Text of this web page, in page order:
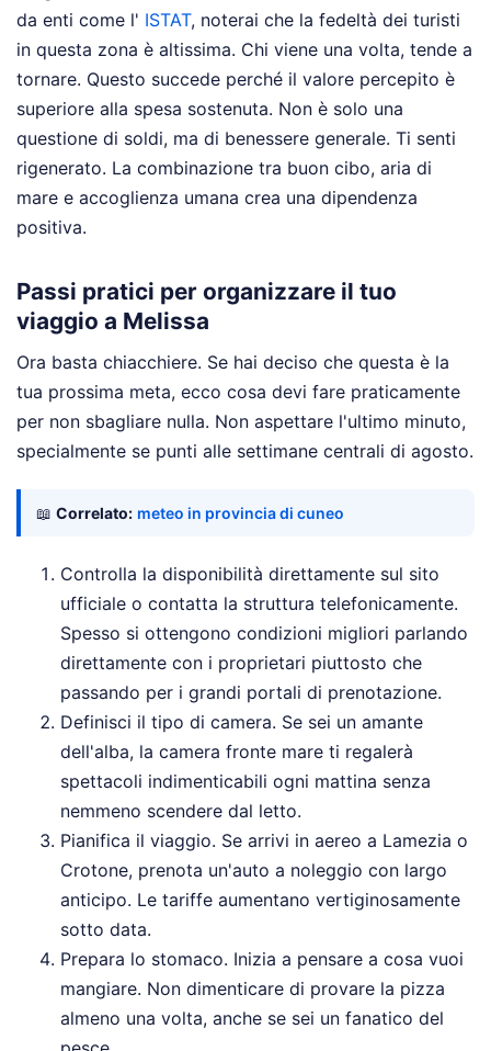
da enti come l' ISTAT, noterai che la fedeltà dei turisti
in questa zona è altissima. Chi viene una volta, tende a
tornare. Questo succede perché il valore percepito è
superiore alla spesa sostenuta. Non è solo una
questione di soldi, ma di benessere generale. Ti senti
rigenerato. La combinazione tra buon cibo, aria di
mare e accoglienza umana crea una dipendenza
positiva.
Passi pratici per organizzare il tuo
viaggio a Melissa
Ora basta chiacchiere. Se hai deciso che questa è la
tua prossima meta, ecco cosa devi fare praticamente
per non sbagliare nulla. Non aspettare l'ultimo minuto,
specialmente se punti alle settimane centrali di agosto.
📖 Correlato: meteo in provincia di cuneo
Controlla la disponibilità direttamente sul sito
ufficiale o contatta la struttura telefonicamente.
Spesso si ottengono condizioni migliori parlando
direttamente con i proprietari piuttosto che
passando per i grandi portali di prenotazione.
Definisci il tipo di camera. Se sei un amante
dell'alba, la camera fronte mare ti regalerà
spettacoli indimenticabili ogni mattina senza
nemmeno scendere dal letto.
Pianifica il viaggio. Se arrivi in aereo a Lamezia o
Crotone, prenota un'auto a noleggio con largo
anticipo. Le tariffe aumentano vertiginosamente
sotto data.
Prepara lo stomaco. Inizia a pensare a cosa vuoi
mangiare. Non dimenticare di provare la pizza
almeno una volta, anche se sei un fanatico del